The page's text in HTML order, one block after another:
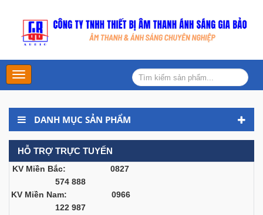
Main
Menu
DANH MỤC SẢN PHẨM
HỖ TRỢ TRỰC TUYẾN
KV Miền Bắc: 0827
574 888
KV Miền Nam: 0966
122 987